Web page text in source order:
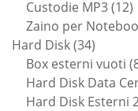
Custodie MP3 1212
Zaino per
Hard Disk 3434
Box esterni vuoti
Hard Disk Data
Hard Disk Esterni